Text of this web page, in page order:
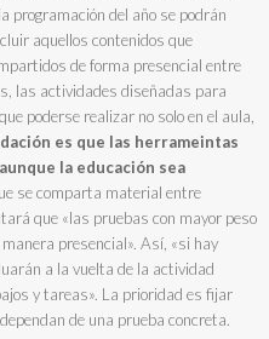
programación del año se podrán
aquellos contenidos que
de forma presencial entre
las actividades diseñadas para
poderse realizar no solo en el aula,
es que las herrameintas
la educación sea
se comparta material entre
que «las pruebas con mayor peso
presencial». Así, «si hay
a la vuelta de la actividad
y tareas». La prioridad es fijar
de una prueba concreta.